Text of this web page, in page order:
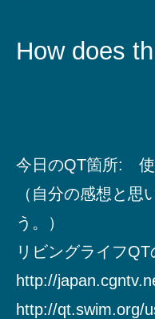
How does
今日のQT箇所:
（自分の感想と
う。）
リビングライフ
http://
http://qt.swim.org/